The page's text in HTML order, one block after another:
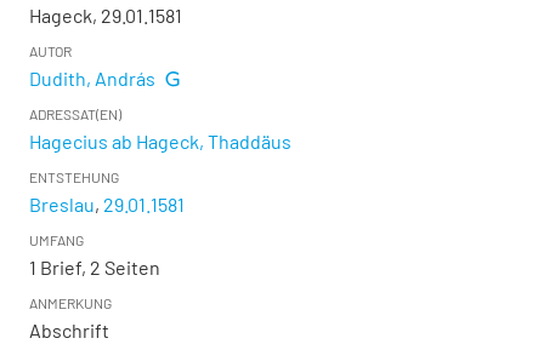
Hageck, 29.01.1581
AUTOR
Dudith, András
ADRESSAT(EN)
Hagecius ab Hageck, Thaddäus
ENTSTEHUNG
Breslau, 29.01.1581
UMFANG
1 Brief, 2 Seiten
ANMERKUNG
Abschrift